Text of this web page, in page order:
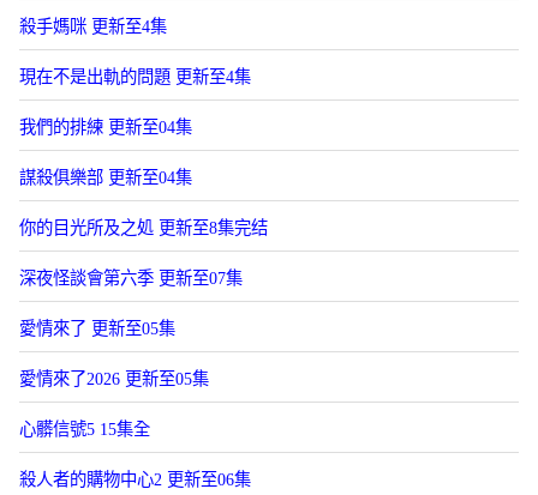
殺手媽咪 更新至4集
現在不是出軌的問題 更新至4集
我們的排練 更新至04集
謀殺俱樂部 更新至04集
你的目光所及之処 更新至8集完结
深夜怪談會第六季 更新至07集
愛情來了 更新至05集
愛情來了2026 更新至05集
心髒信號5 15集全
殺人者的購物中心2 更新至06集